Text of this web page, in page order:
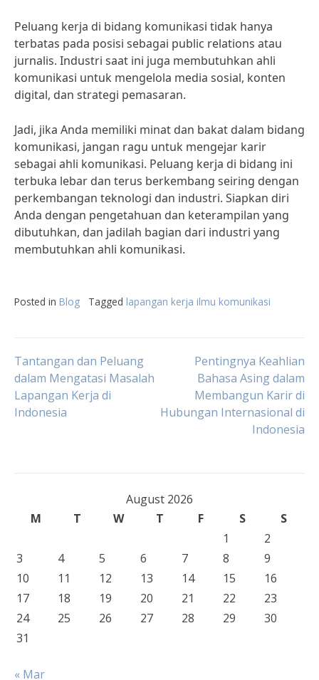
Peluang kerja di bidang komunikasi tidak hanya
terbatas pada posisi sebagai public relations atau
jurnalis. Industri saat ini juga membutuhkan ahli
komunikasi untuk mengelola media sosial, konten
digital, dan strategi pemasaran.
Jadi, jika Anda memiliki minat dan bakat dalam bidang
komunikasi, jangan ragu untuk mengejar karir
sebagai ahli komunikasi. Peluang kerja di bidang ini
terbuka lebar dan terus berkembang seiring dengan
perkembangan teknologi dan industri. Siapkan diri
Anda dengan pengetahuan dan keterampilan yang
dibutuhkan, dan jadilah bagian dari industri yang
membutuhkan ahli komunikasi.
Posted in Blog Tagged lapangan kerja ilmu komunikasi
Post
navigation
Tantangan dan Peluang
dalam Mengatasi Masalah
Lapangan Kerja di
Indonesia
Pentingnya Keahlian
Bahasa Asing dalam
Membangun Karir di
Hubungan Internasional di
Indonesia
August 2026
M
T W T F S
S
1
2
3
4 5 6 7 8
9
10
11 12 13 14 15
16
17
18 19 20 21 22
23
24
25 26 27 28 29
30
31
« Mar